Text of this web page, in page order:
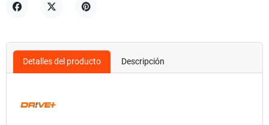
Detalles del producto Descripción